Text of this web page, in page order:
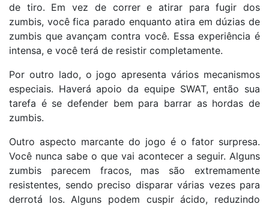
de tiro. Em vez de correr e atirar para fugir dos
zumbis, você fica parado enquanto atira em dúzias de
zumbis que avançam contra você. Essa experiência é
intensa, e você terá de resistir completamente.
Por outro lado, o jogo apresenta vários mecanismos
especiais. Haverá apoio da equipe SWAT, então sua
tarefa é se defender bem para barrar as hordas de
zumbis.
Outro aspecto marcante do jogo é o fator surpresa.
Você nunca sabe o que vai acontecer a seguir. Alguns
zumbis parecem fracos, mas são extremamente
resistentes, sendo preciso disparar várias vezes para
derrotá los. Alguns podem cuspir ácido, reduzindo